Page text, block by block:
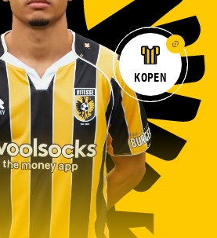
KOPEN